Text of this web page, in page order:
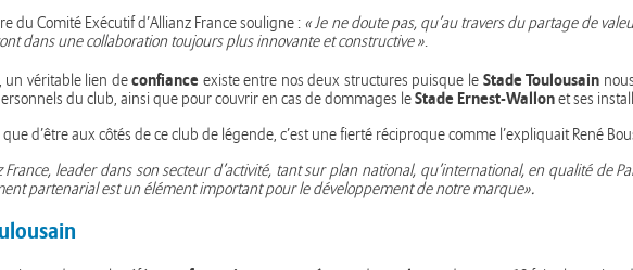
du Comité Exécutif d’Allianz France souligne : « Je ne doute pas, qu’au travers du partage de
dans une collaboration toujours plus innovante et constructive ».
un véritable lien deconfiance existe entre nos deux structures puisque le Stade Toulousain
du club, ainsi que pour couvrir en cas de dommages leStade Ernest-Wallonet ses
d’être aux côtés de ce club de légende, c’est une fierté réciproque comme l’expliquait René
France, leader dans son secteur d’activité, tant sur plan national, qu’international, en qualité de
partenarial est un élément important pour le développement de notre marque».